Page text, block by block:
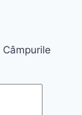
Câmpurile